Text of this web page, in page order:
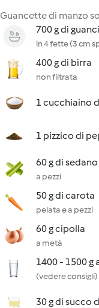
Guancette di manzo
700 g di
in 4 fette (3 cm
400 g di birra
non filtrata
1 cucchiaino
1 pizzico di
60 g di sedano
a pezzi
50 g di carota
pelata e a pezzi
60 g cipolla
a metà
1400 - 1500 g
(vedere consigli)
30 g di succo